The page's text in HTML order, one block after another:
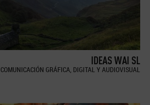
IDEAS WAI SL
COMUNICACIÓN GRÁFICA, DIGITAL Y AUDIOVISUAL